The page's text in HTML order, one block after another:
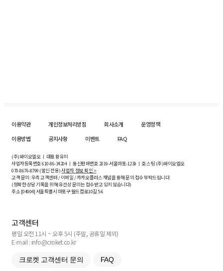
이용약관 개인정보처리방침 회사소개
운영정책
이용방법
공지사항 이벤트 FAQ
(주)와이오엘오 ㅣ 대표 황유미
사업자등록번호610-86-34204ㅣ 통신판매번호 2019-서울마포-1239 ㅣ 호스팅 (주)와이오엘오
070-8676-8799 (발신 전용)사업자 정보 확인 >
고객 문의: 우측 고객센터 / 이메일 / 카카오플러스 채널을 통해 문의 접수 부탁드립니다.
(정확한 상담 기록을 위해 유선상 문의는 접수받고 있지 않습니다)
주소 [04004] 서울특별시 마포구 월드컵로10길5-6
고객센터
평일 오전 11시 ~ 오후 5시 (주말, 공휴일 제외)
E-mail : info@croket.co.kr
크로켓 고객센터 문의 FAQ